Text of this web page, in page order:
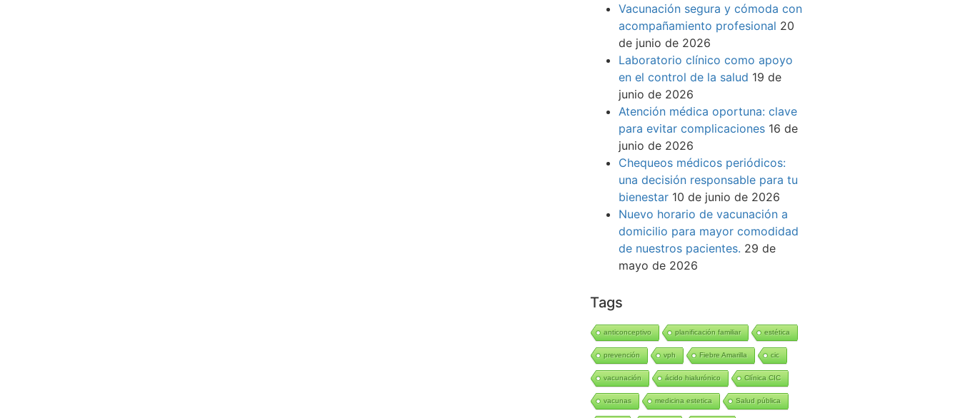
Vacunación segura y cómoda con
acompañamiento profesional 20
de junio de 2026
Laboratorio clínico como apoyo
en el control de la salud 19 de
junio de 2026
Atención médica oportuna: clave
para evitar complicaciones 16 de
junio de 2026
Chequeos médicos periódicos:
una decisión responsable para tu
bienestar 10 de junio de 2026
Nuevo horario de vacunación a
domicilio para mayor comodidad
de nuestros pacientes. 29 de
mayo de 2026
Tags
anticonceptivo planificación familiar estética
prevención vph Fiebre Amarilla cic
vacunación ácido hialurónico Clínica CIC
vacunas medicina estetica Salud pública